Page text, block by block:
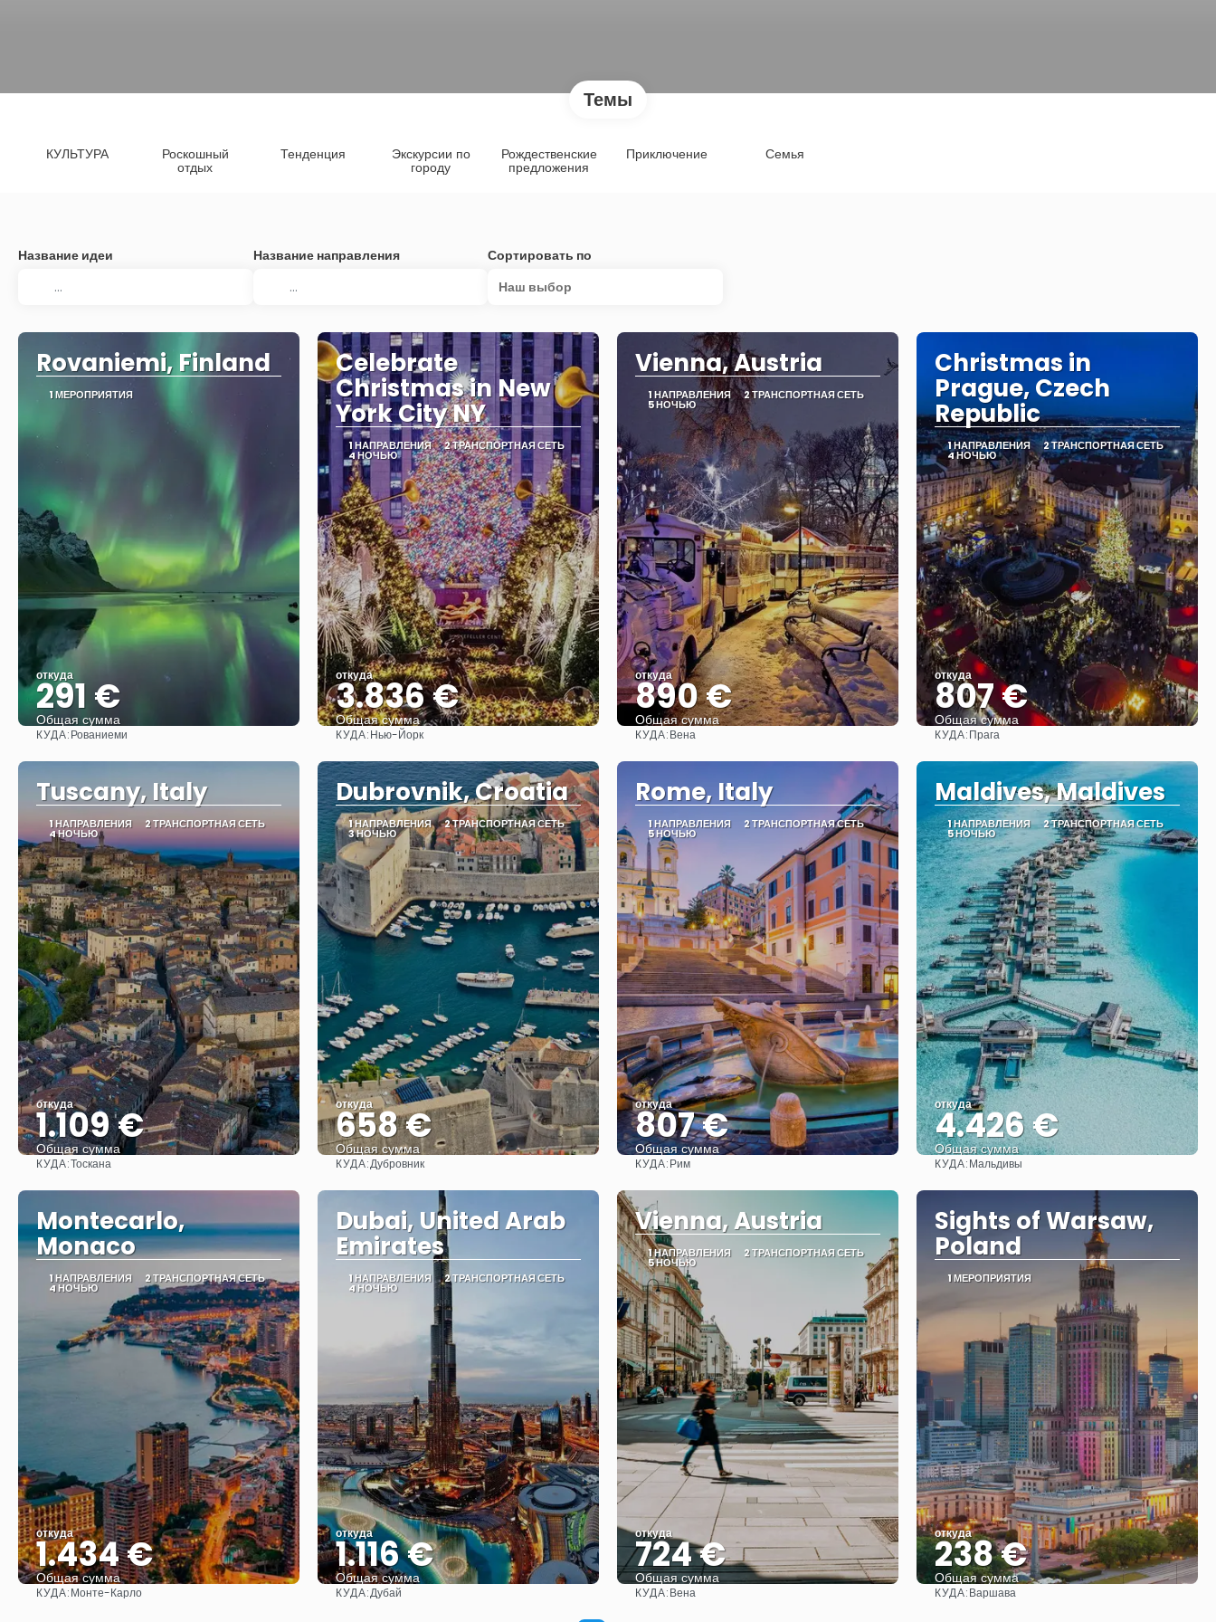
Темы
КУЛЬТУРА Роскошный
отдых
Тенденция Экскурсии по
городу
Рождественские
предложения
Приключение Семья
Название идеи Название направления
Сортировать по
Наш выбор
Rovaniemi, Finland
1 МЕРОПРИЯТИЯ
откуда
291 €
Общая сумма
КУДА:Рованиеми
Celebrate
Christmas in New
York City NY
1 НАПРАВЛЕНИЯ 2 ТРАНСПОРТНАЯ СЕТЬ
4 НОЧЬЮ
откуда
3.836 €
Общая сумма
КУДА:Нью-Йорк
Vienna, Austria
1 НАПРАВЛЕНИЯ 2 ТРАНСПОРТНАЯ СЕТЬ
5 НОЧЬЮ
откуда
890 €
Общая сумма
КУДА:Вена
Christmas in
Prague, Czech
Republic
1 НАПРАВЛЕНИЯ 2 ТРАНСПОРТНАЯ СЕТЬ
4 НОЧЬЮ
откуда
807 €
Общая сумма
КУДА:Прага
Tuscany, Italy
1 НАПРАВЛЕНИЯ 2 ТРАНСПОРТНАЯ СЕТЬ
4 НОЧЬЮ
откуда
1.109 €
Общая сумма
КУДА:Тоскана
Dubrovnik, Croatia
1 НАПРАВЛЕНИЯ 2 ТРАНСПОРТНАЯ СЕТЬ
3 НОЧЬЮ
откуда
658 €
Общая сумма
КУДА:Дубровник
Rome, Italy
1 НАПРАВЛЕНИЯ 2 ТРАНСПОРТНАЯ СЕТЬ
5 НОЧЬЮ
откуда
807 €
Общая сумма
КУДА:Рим
Maldives, Maldives
1 НАПРАВЛЕНИЯ 2 ТРАНСПОРТНАЯ СЕТЬ
5 НОЧЬЮ
откуда
4.426 €
Общая сумма
КУДА:Мальдивы
Montecarlo,
Monaco
1 НАПРАВЛЕНИЯ 2 ТРАНСПОРТНАЯ СЕТЬ
4 НОЧЬЮ
откуда
1.434 €
Общая сумма
Видеть
КУДА:Монте-Карло
Dubai, United Arab
Emirates
1 НАПРАВЛЕНИЯ 2 ТРАНСПОРТНАЯ СЕТЬ
4 НОЧЬЮ
откуда
1.116 €
Общая сумма
КУДА:Дубай
Vienna, Austria
1 НАПРАВЛЕНИЯ 2 ТРАНСПОРТНАЯ СЕТЬ
5 НОЧЬЮ
откуда
724 €
Общая сумма
КУДА:Вена
Sights of Warsaw,
Poland
1 МЕРОПРИЯТИЯ
откуда
238 €
Общая сумма
КУДА:Варшава